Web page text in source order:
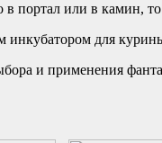
в портал или в камин,
для
и применения